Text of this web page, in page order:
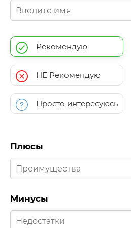
Рекомендую
НЕ Рекомендую
Просто интересуюсь
Плюсы
Минусы